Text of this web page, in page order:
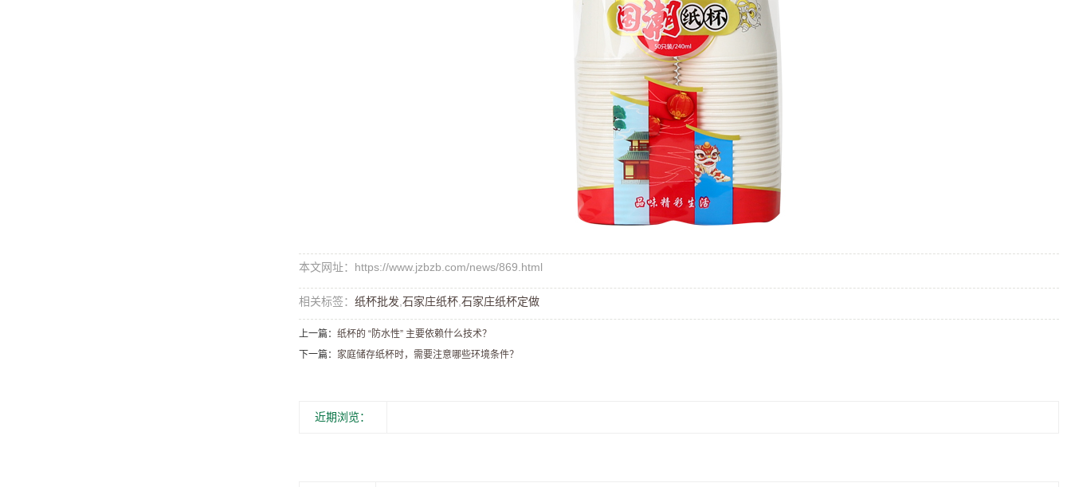
本文网址：https://www.jzbzb.com/news/869.html
相关标签： 纸杯批发 石家庄纸杯, 石家庄纸杯定做
上一篇： 纸杯的 “防水性” 主要依赖什么技术？
下一篇： 家庭储存纸杯时，需要注意哪些环境条件？​
近期浏览：